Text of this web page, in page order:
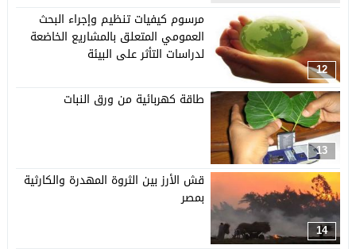
12
مرسوم كيفيات تنظيم وإجراء البحث
العمومي المتعلق بالمشاريع الخاضعة
لدراسات التأثر على البيئة
13
طاقة كهربائية من ورق النبات
14
قش الأرز بين الثروة المهدرة والكارثية
بمصر